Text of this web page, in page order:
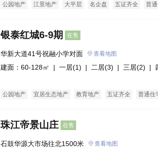
公园地产 江景地产 大平层 名企盘 五证齐全 普
银泰红城6-9期 在售
华新大道41号祝融小学对面 查看地图
建面：60-128㎡ | 一居(1) | 二居(3) | 三居(2) |
公园地产 宜居生态地产 教育地产 五证齐全 普通住
珠江帝景山庄 在售
石鼓华源大市场往北1500米 查看地图